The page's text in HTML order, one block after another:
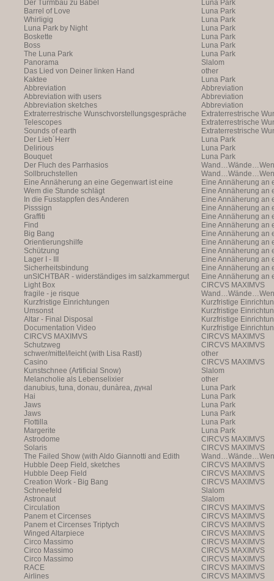
Der Turmbau zu Babel
Luna Park
Barrel of Love
Luna Park
Whirligig
Luna Park
Luna Park by Night
Luna Park
Boskette
Luna Park
Boss
Luna Park
The Luna Park
Luna Park
Panorama
Slalom
Das Lied von Deiner linken Hand
other
Kaktee
Luna Park
Abbreviation
Abbreviation
Abbreviation with users
Abbreviation
Abbreviation sketches
Abbreviation
Extraterrestrische Wunschvorstellungsgespräche
Extraterrestrische
(with Markus Hofer)
Telescopes
Extraterrestrische
(with Markus Hofer)
Sounds of earth
Extraterrestrische
(with Markus Hofer)
Der Lieb´Herr
Luna Park
Delirious
Luna Park
Bouquet
Luna Park
Der Fluch des Parrhasios
Sollbruchstellen
Eine Annäherung an eine Gegenwart ist eine
Annäherung an eine Ann
Eine Annäherung an
Annäherung an eine
Vergangenheit ist
Wem die Stunde schlägt
Eine Annäherung an
Annäherung an eine
Vergangenheit ist
In die Fusstappfen des Anderen
Eine Annäherung an
Annäherung
Pisssign
Eine Annäherung an
Annäherung an eine
Vergangenheit ist
Graffiti
Eine Annäherung an
Annäherung an eine
Vergangenheit ist
Find
Eine Annäherung an
Annäherung an eine
Vergangenheit ist
Big Bang
Eine Annäherung an
Annäherung an eine
Vergangenheit ist
Orientierungshilfe
Eine Annäherung an
Annäherung an eine
Vergangenheit ist
Schützung
Eine Annäherung an
Annäherung an eine
Vergangenheit ist
Lager I - III
Eine Annäherung an
Annäherung an eine
Vergangenheit ist
Sicherheitsbindung
Eine Annäherung an
Annäherung an eine
Vergangenheit ist
unSICHTBAR - widerständiges im salzkammergut
Eine Annäherung an
Annäherung
Light Box
CIRCVS MAXIMVS
fragile - je risque
Kurzfristige Einrichtungen
Kurzfristige
Umsonst
Kurzfristige
Altar - Final Disposal
Kurzfristige
Documentation Video
Kurzfristige
CIRCVS MAXIMVS
CIRCVS MAXIMVS
Schutzweg
CIRCVS MAXIMVS
schwer/mittel/leicht (with Lisa Rastl)
other
Casino
CIRCVS MAXIMVS
Kunstschnee (Artificial Snow)
Slalom
Melancholie als Lebenselixier
other
danubius, tuna, donau, dunàrea, дүнаl
Luna Park
Hai
Luna Park
Jaws
Luna Park
Jaws
Luna Park
Flottilla
Luna Park
Margerite
Luna Park
Astrodome
CIRCVS MAXIMVS
Solaris
CIRCVS MAXIMVS
The Failed Show (with Aldo Giannotti and Edith
Payer)
Hubble Deep Field, sketches
CIRCVS MAXIMVS
Hubble Deep Field
CIRCVS MAXIMVS
Creation Work - Big Bang
CIRCVS MAXIMVS
Schneefeld
Slalom
Astronaut
Slalom
Circulation
CIRCVS MAXIMVS
Panem et Circenses
CIRCVS MAXIMVS
Panem et Circenses Triptych
CIRCVS MAXIMVS
Winged Altarpiece
CIRCVS MAXIMVS
Circo Massimo
CIRCVS MAXIMVS
Circo Massimo
CIRCVS MAXIMVS
Circo Massimo
CIRCVS MAXIMVS
RACE
CIRCVS MAXIMVS
Airlines
CIRCVS MAXIMVS